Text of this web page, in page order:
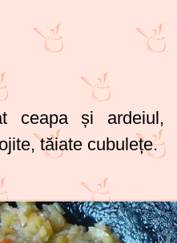
ceapa și ardeiul,
tăiate cubulețe.